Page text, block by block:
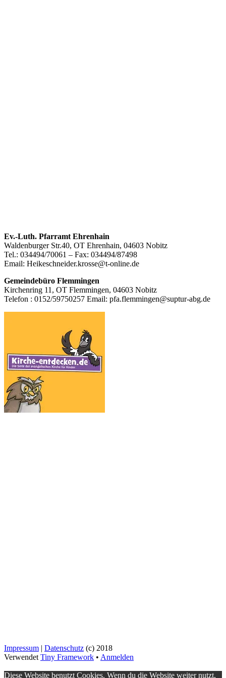
Footer
Inhalt
Ev.-Luth. Pfarramt Ehrenhain
Waldenburger Str.40, OT Ehrenhain, 04603 Nobitz
Tel.: 034494/70061 – Fax: 034494/87498
Email: Heikeschneider.krosse@t-online.de
Gemeindebüro Flemmingen
Kirchenring 11, OT Flemmingen, 04603 Nobitz
Telefon : 0152/59750257 Email: pfa.flemmingen@suptur-abg.de
Impressum | Datenschutz (c) 2018
Verwendet Tiny Framework • Anmelden
Diese Website benutzt Cookies. Wenn du die Website weiter nutzt,